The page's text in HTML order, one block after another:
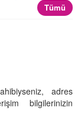
Tümü
adres
bilgilerinizin